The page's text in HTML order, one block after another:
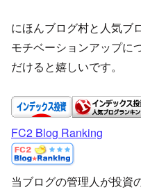
にほんブログ村と人気ブ
モチベーションアップに
だけると嬉しいです。
FC2 Blog Ranking
当ブログの管理人が投資